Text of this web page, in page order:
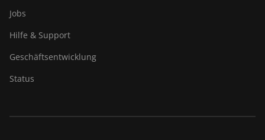
Jobs
Hilfe & Support
Geschäftsentwicklung
Status